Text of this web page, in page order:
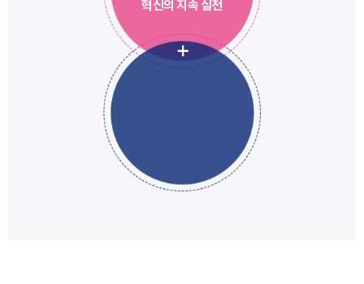
혁신의 지속 실천